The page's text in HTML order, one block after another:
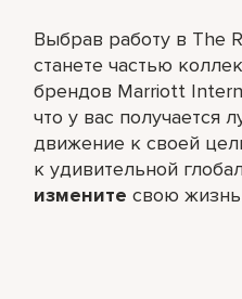
Выбрав работу в The
станете частью
брендов Marriott
что у вас получается
движение к своей
к удивительной
измените свою